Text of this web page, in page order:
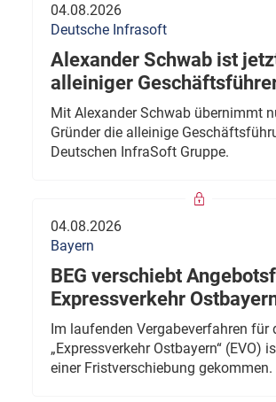
04.08.2026
Deutsche Infrasoft
Alexander Schwab ist
alleiniger
Mit Alexander Schwab übernimmt
Gründer die alleinige
Deutschen InfraSoft Gruppe.
04.08.2026
Bayern
BEG verschiebt
Expressverkehr
Im laufenden Vergabeverfahren für
„Expressverkehr Ostbayern“ (EVO)
einer Fristverschiebung gekommen.